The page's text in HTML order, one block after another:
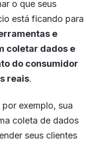
o que seus
está ficando para
e
coletar dados e
do consumidor
reais.
exemplo, sua
coleta de dados
seus clientes